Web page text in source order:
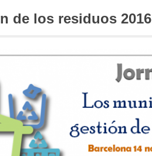
de los residuos 2016